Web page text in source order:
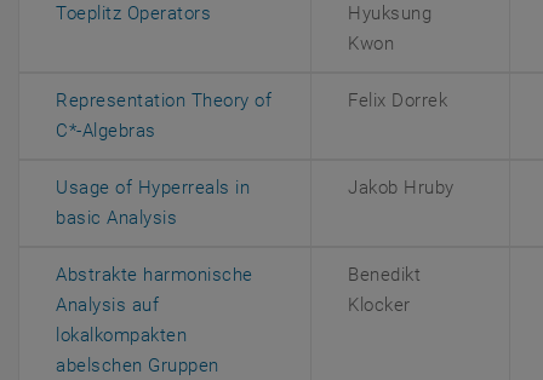
Toeplitz Operators , öffnet eine externe URL in einem
Hyuksung
Kwon
Representation Theory of
C*-Algebras
Felix Dorrek
Usage of Hyperreals in
basic Analysis
Jakob Hruby
Abstrakte harmonische
Analysis auf
lokalkompakten
abelschen Gruppen
Benedikt
Klocker